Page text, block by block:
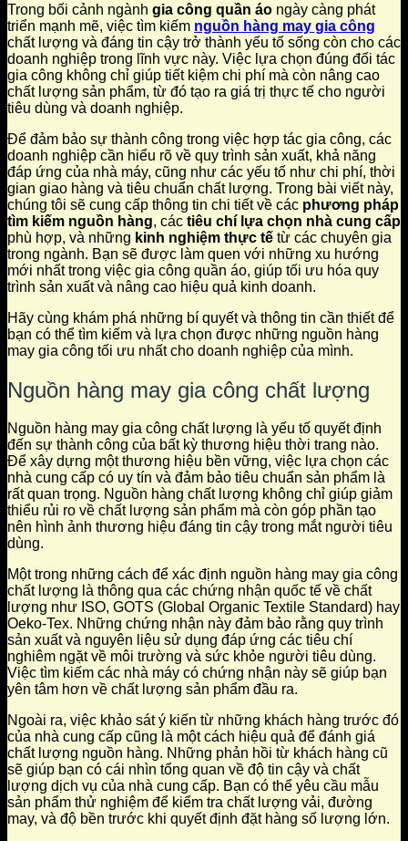
Trong bối cảnh ngành gia công quần áo ngày càng phát
triển mạnh mẽ, việc tìm kiếm nguồn hàng may gia công
chất lượng và đáng tin cậy trở thành yếu tố sống còn cho các
doanh nghiệp trong lĩnh vực này. Việc lựa chọn đúng đối tác
gia công không chỉ giúp tiết kiệm chi phí mà còn nâng cao
chất lượng sản phẩm, từ đó tạo ra giá trị thực tế cho người
tiêu dùng và doanh nghiệp.
Để đảm bảo sự thành công trong việc hợp tác gia công, các
doanh nghiệp cần hiểu rõ về quy trình sản xuất, khả năng
đáp ứng của nhà máy, cũng như các yếu tố như chi phí, thời
gian giao hàng và tiêu chuẩn chất lượng. Trong bài viết này,
chúng tôi sẽ cung cấp thông tin chi tiết về các phương pháp
tìm kiếm nguồn hàng, các tiêu chí lựa chọn nhà cung cấp
phù hợp, và những kinh nghiệm thực tế từ các chuyên gia
trong ngành. Bạn sẽ được làm quen với những xu hướng
mới nhất trong việc gia công quần áo, giúp tối ưu hóa quy
trình sản xuất và nâng cao hiệu quả kinh doanh.
Hãy cùng khám phá những bí quyết và thông tin cần thiết để
bạn có thể tìm kiếm và lựa chọn được những nguồn hàng
may gia công tối ưu nhất cho doanh nghiệp của mình.
Nguồn hàng may gia công chất lượng
Nguồn hàng may gia công chất lượng là yếu tố quyết định
đến sự thành công của bất kỳ thương hiệu thời trang nào.
Để xây dựng một thương hiệu bền vững, việc lựa chọn các
nhà cung cấp có uy tín và đảm bảo tiêu chuẩn sản phẩm là
rất quan trọng. Nguồn hàng chất lượng không chỉ giúp giảm
thiểu rủi ro về chất lượng sản phẩm mà còn góp phần tạo
nên hình ảnh thương hiệu đáng tin cậy trong mắt người tiêu
dùng.
Một trong những cách để xác định nguồn hàng may gia công
chất lượng là thông qua các chứng nhận quốc tế về chất
lượng như ISO, GOTS (Global Organic Textile Standard) hay
Oeko-Tex. Những chứng nhận này đảm bảo rằng quy trình
sản xuất và nguyên liệu sử dụng đáp ứng các tiêu chí
nghiêm ngặt về môi trường và sức khỏe người tiêu dùng.
Việc tìm kiếm các nhà máy có chứng nhận này sẽ giúp bạn
yên tâm hơn về chất lượng sản phẩm đầu ra.
Ngoài ra, việc khảo sát ý kiến từ những khách hàng trước đó
của nhà cung cấp cũng là một cách hiệu quả để đánh giá
chất lượng nguồn hàng. Những phản hồi từ khách hàng cũ
sẽ giúp bạn có cái nhìn tổng quan về độ tin cậy và chất
lượng dịch vụ của nhà cung cấp. Bạn có thể yêu cầu mẫu
sản phẩm thử nghiệm để kiểm tra chất lượng vải, đường
may, và độ bền trước khi quyết định đặt hàng số lượng lớn.